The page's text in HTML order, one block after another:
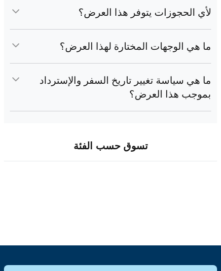
ﻷي اﻟﺤﺠﻮزات ﻳﺘﻮﻓﺮ ﻫﺬا اﻟﻌﺮض؟
اﻟﻜﻮﻳﺖ إﻟﻰ وﺟﻬﺎت ﻣﺨﺘﺎرة.
ما هي الوجهات المختارة لهذا العرض؟
العالم بشرط أن تكون جهة المغادرة من الكويت.
ﻣﺎ ﻫﻲ ﺳﻴﺎﺳﺔ ﺗﻐﻴﻴﺮ ﺗﺎرﻳﺦ اﻟﺴﻔﺮ واﻹﺳﺘﺮداد
ﺑﻤﻮﺟﺐ ﻫﺬا اﻟﻌﺮض؟
تسوق حسب الفئة